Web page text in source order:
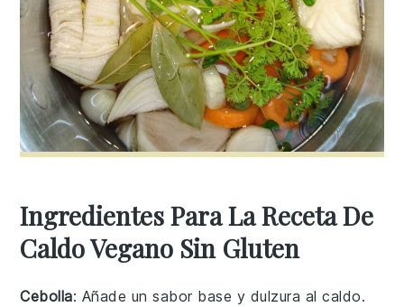
Ingredientes Para La Receta De
Caldo Vegano Sin Gluten
Cebolla: Añade un sabor base y dulzura al caldo.